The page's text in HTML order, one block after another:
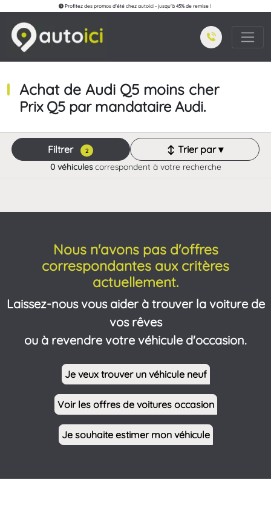
Profitez des promos d'été chez autoici - jusqu'à 45% de remise !
Achat de Audi Q5 moins cher
Prix Q5 par mandataire Audi.
Filtrer 2 ↕ Trier par ▾
0 véhiculescorrespondent à votre recherche
Nous n'avons pas d'offres
correspondantes aux critères
actuellement.
Laissez-nous vous aider à trouver la voiture de
vos rêves
ou à revendre votre véhicule d'occasion.
Je veux trouver un véhicule neuf
Voir les offres de voitures occasion
Je souhaite estimer mon véhicule